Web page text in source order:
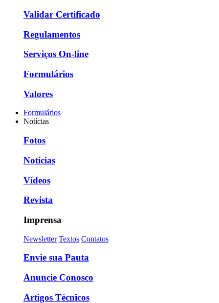
Validar Certificado
Regulamentos
Serviços On-line
Formulários
Valores
Formulários
Notícias
Fotos
Notícias
Vídeos
Revista
Imprensa
Newsletter Textos Contatos
Envie sua Pauta
Anuncie Conosco
Artigos Técnicos